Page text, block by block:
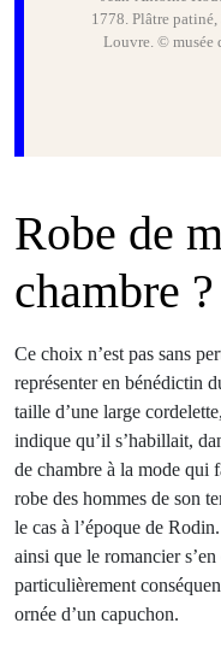
1778. Plâtre
Louvre. © musée
Robe de
chambre ?
Ce choix n’est pas sans
représenter en bénédictin
taille d’une large
indique qu’il s’habillait,
de chambre à la mode qui
robe des hommes de son
le cas à l’époque de
ainsi que le romancier
particulièrement
ornée d’un capuchon.